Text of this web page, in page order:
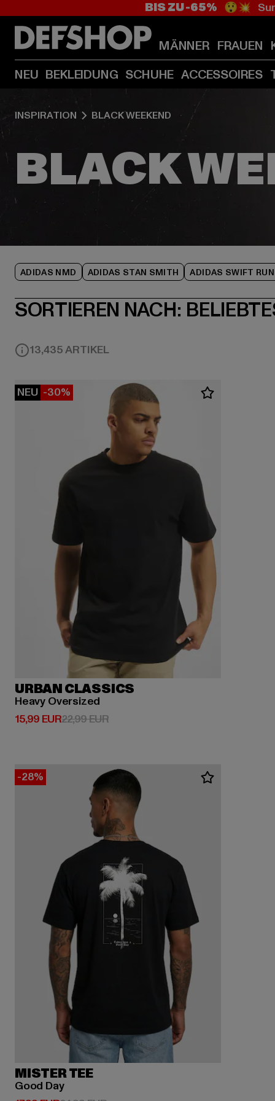
BIS ZU -65% 😲💥
MÄNNER FRAUEN
NEU BEKLEIDUNG SCHUHE ACCESSOIRES
INSPIRATION BLACK WEEKEND
ADIDAS NMD ADIDAS STAN SMITH ADIDAS SWIFT RUN
SORTIEREN NACH:
13,435 ARTIKEL
NEU -30%
URBAN CLASSICS
Heavy Oversized
15,99 EUR
Derzeitiger Preis: 15,99 EUR
22,99 EURAktionspreis: 22,99 EUR
-28%
MISTER TEE
Good Day